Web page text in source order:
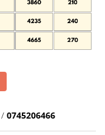
/ 0745206466